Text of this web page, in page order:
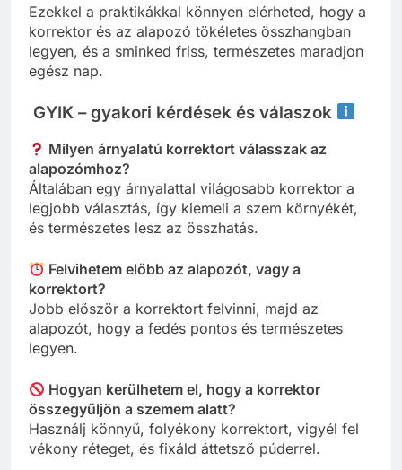
Ezekkel a praktikákkal könnyen elérheted, hogy a
korrektor és az alapozó tökéletes összhangban
legyen, és a sminked friss, természetes maradjon
egész nap.
GYIK – gyakori kérdések és válaszok
Milyen árnyalatú korrektort válasszak az
alapozómhoz?
Általában egy árnyalattal világosabb korrektor a
legjobb választás, így kiemeli a szem környékét,
és természetes lesz az összhatás.
Felvihetem előbb az alapozót, vagy a
korrektort?
Jobb először a korrektort felvinni, majd az
alapozót, hogy a fedés pontos és természetes
legyen.
Hogyan kerülhetem el, hogy a korrektor
összegyűljön a szemem alatt?
Használj könnyű, folyékony korrektort, vigyél fel
vékony réteget, és fixáld áttetsző púderrel.